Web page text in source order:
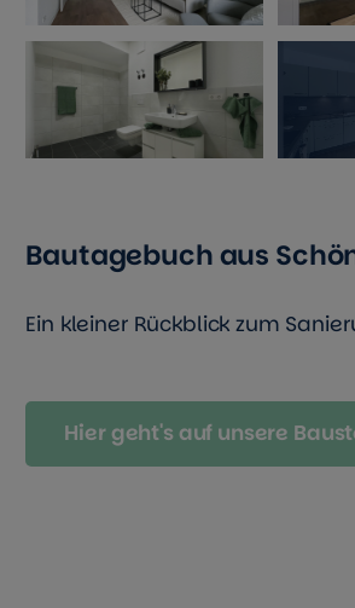
Bautagebuch aus
Ein kleiner Rückblick zum
Hier geht's auf unsere